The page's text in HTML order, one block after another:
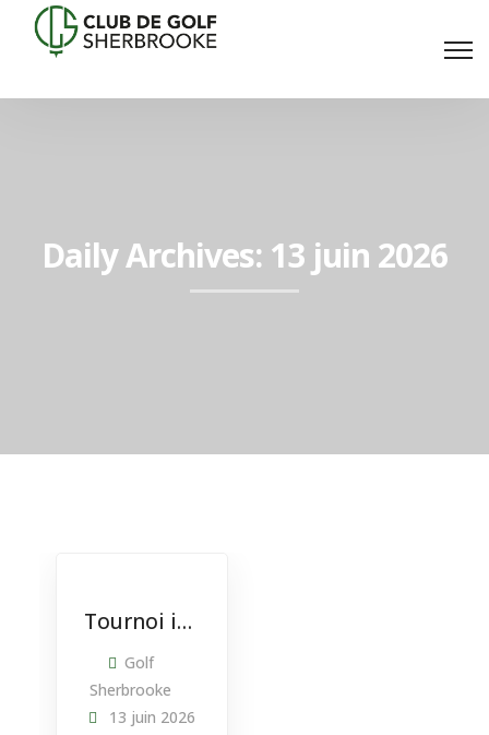
Daily Archives: 13 juin 2026
Tournoi invitation – Josée Pérusse
Golf
Sherbrooke
13 juin 2026